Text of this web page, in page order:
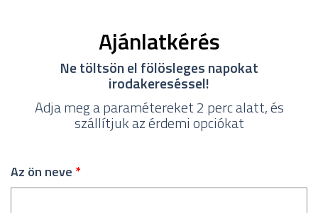
Ajánlatkérés
Ne töltsön el fölösleges napokat
irodakereséssel!
Adja meg a paramétereket 2 perc alatt, és
szállítjuk az érdemi opciókat
Az ön neve *